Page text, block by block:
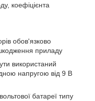
коефіцієнта
обов'язково
приладу
використаний
напругою від 9 В
батареї типу